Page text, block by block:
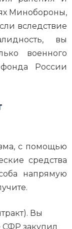
Минобороны,
вследствие
вы
военного
России
с помощью
средства
напрямую
Вы
СФР закупил